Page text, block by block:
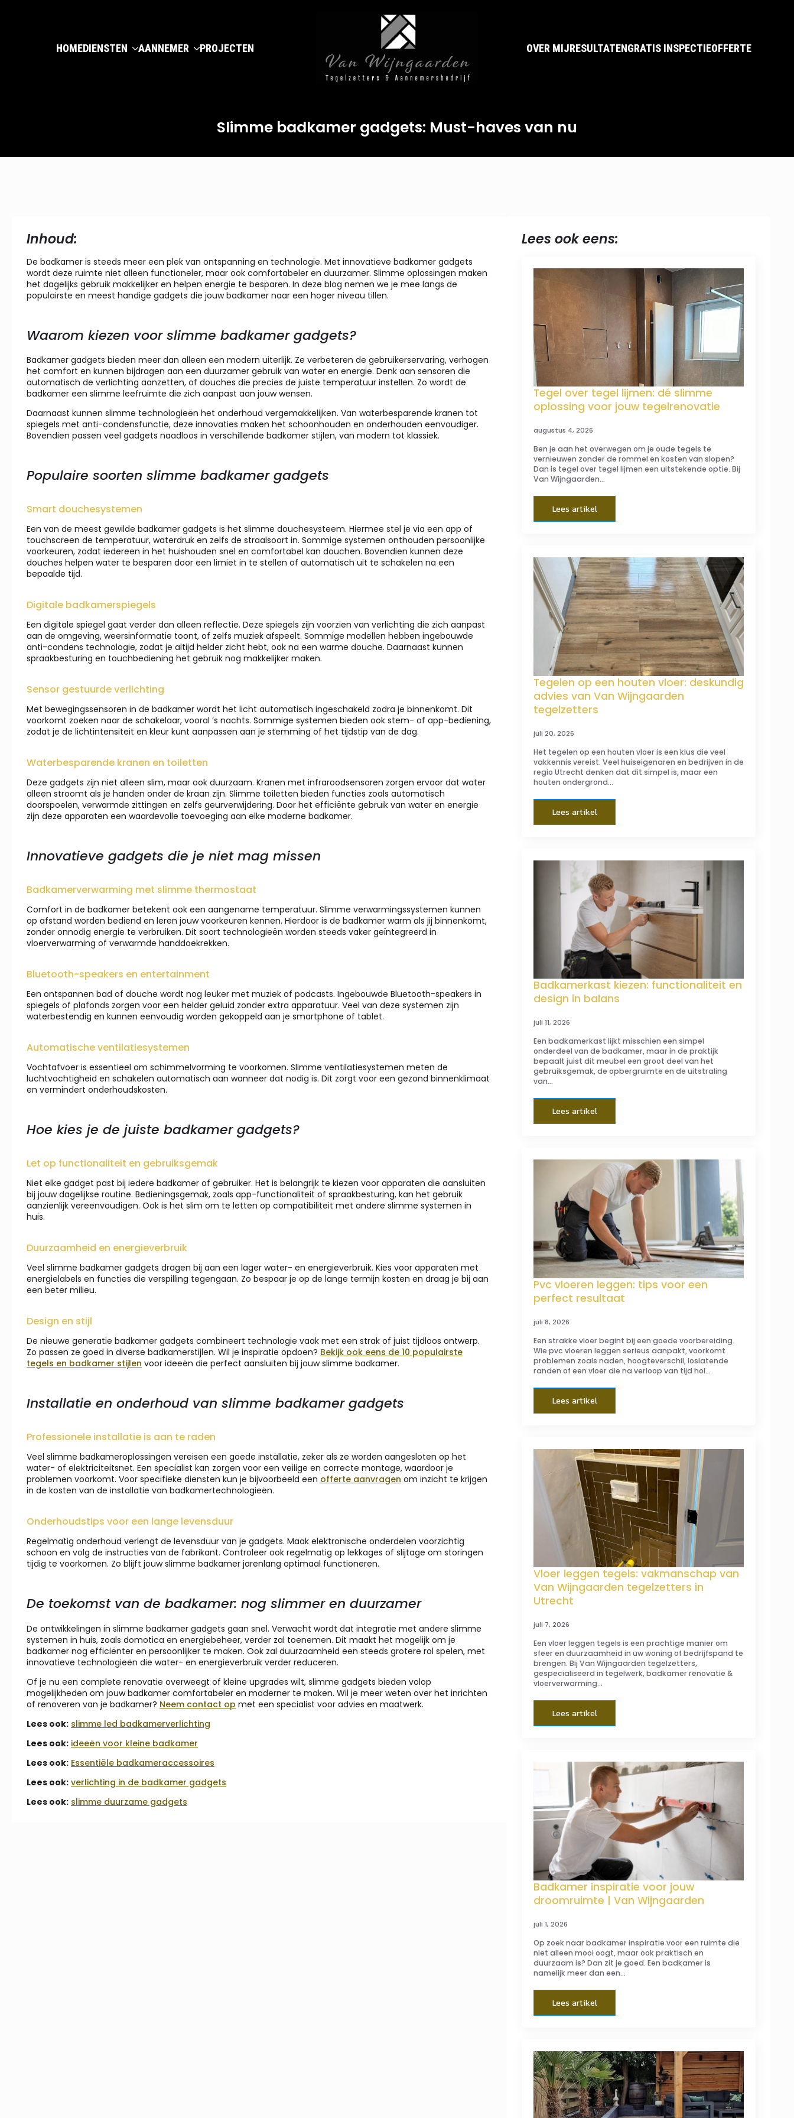
HOMEDIENSTEN AANNEMER PROJECTEN OVER MIJRESULTATENGRATIS INSPECTIEOFFERTE
Slimme badkamer gadgets: Must-haves van nu
Inhoud:
De badkamer is steeds meer een plek van ontspanning en technologie. Met innovatieve badkamer gadgets
wordt deze ruimte niet alleen functioneler, maar ook comfortabeler en duurzamer. Slimme oplossingen maken
het dagelijks gebruik makkelijker en helpen energie te besparen. In deze blog nemen we je mee langs de
populairste en meest handige gadgets die jouw badkamer naar een hoger niveau tillen.
Waarom kiezen voor slimme badkamer gadgets?
Badkamer gadgets bieden meer dan alleen een modern uiterlijk. Ze verbeteren de gebruikerservaring, verhogen
het comfort en kunnen bijdragen aan een duurzamer gebruik van water en energie. Denk aan sensoren die
automatisch de verlichting aanzetten, of douches die precies de juiste temperatuur instellen. Zo wordt de
badkamer een slimme leefruimte die zich aanpast aan jouw wensen.
Daarnaast kunnen slimme technologieën het onderhoud vergemakkelijken. Van waterbesparende kranen tot
spiegels met anti-condensfunctie, deze innovaties maken het schoonhouden en onderhouden eenvoudiger.
Bovendien passen veel gadgets naadloos in verschillende badkamer stijlen, van modern tot klassiek.
Populaire soorten slimme badkamer gadgets
Smart douchesystemen
Een van de meest gewilde badkamer gadgets is het slimme douchesysteem. Hiermee stel je via een app of
touchscreen de temperatuur, waterdruk en zelfs de straalsoort in. Sommige systemen onthouden persoonlijke
voorkeuren, zodat iedereen in het huishouden snel en comfortabel kan douchen. Bovendien kunnen deze
douches helpen water te besparen door een limiet in te stellen of automatisch uit te schakelen na een
bepaalde tijd.
Digitale badkamerspiegels
Een digitale spiegel gaat verder dan alleen reflectie. Deze spiegels zijn voorzien van verlichting die zich aanpast
aan de omgeving, weersinformatie toont, of zelfs muziek afspeelt. Sommige modellen hebben ingebouwde
anti-condens technologie, zodat je altijd helder zicht hebt, ook na een warme douche. Daarnaast kunnen
spraakbesturing en touchbediening het gebruik nog makkelijker maken.
Sensor gestuurde verlichting
Met bewegingssensoren in de badkamer wordt het licht automatisch ingeschakeld zodra je binnenkomt. Dit
voorkomt zoeken naar de schakelaar, vooral ’s nachts. Sommige systemen bieden ook stem- of app-bediening,
zodat je de lichtintensiteit en kleur kunt aanpassen aan je stemming of het tijdstip van de dag.
Waterbesparende kranen en toiletten
Deze gadgets zijn niet alleen slim, maar ook duurzaam. Kranen met infraroodsensoren zorgen ervoor dat water
alleen stroomt als je handen onder de kraan zijn. Slimme toiletten bieden functies zoals automatisch
doorspoelen, verwarmde zittingen en zelfs geurverwijdering. Door het efficiënte gebruik van water en energie
zijn deze apparaten een waardevolle toevoeging aan elke moderne badkamer.
Innovatieve gadgets die je niet mag missen
Badkamerverwarming met slimme thermostaat
Comfort in de badkamer betekent ook een aangename temperatuur. Slimme verwarmingssystemen kunnen
op afstand worden bediend en leren jouw voorkeuren kennen. Hierdoor is de badkamer warm als jij binnenkomt,
zonder onnodig energie te verbruiken. Dit soort technologieën worden steeds vaker geïntegreerd in
vloerverwarming of verwarmde handdoekrekken.
Bluetooth-speakers en entertainment
Een ontspannen bad of douche wordt nog leuker met muziek of podcasts. Ingebouwde Bluetooth-speakers in
spiegels of plafonds zorgen voor een helder geluid zonder extra apparatuur. Veel van deze systemen zijn
waterbestendig en kunnen eenvoudig worden gekoppeld aan je smartphone of tablet.
Automatische ventilatiesystemen
Vochtafvoer is essentieel om schimmelvorming te voorkomen. Slimme ventilatiesystemen meten de
luchtvochtigheid en schakelen automatisch aan wanneer dat nodig is. Dit zorgt voor een gezond binnenklimaat
en vermindert onderhoudskosten.
Hoe kies je de juiste badkamer gadgets?
Let op functionaliteit en gebruiksgemak
Niet elke gadget past bij iedere badkamer of gebruiker. Het is belangrijk te kiezen voor apparaten die aansluiten
bij jouw dagelijkse routine. Bedieningsgemak, zoals app-functionaliteit of spraakbesturing, kan het gebruik
aanzienlijk vereenvoudigen. Ook is het slim om te letten op compatibiliteit met andere slimme systemen in
huis.
Duurzaamheid en energieverbruik
Veel slimme badkamer gadgets dragen bij aan een lager water- en energieverbruik. Kies voor apparaten met
energielabels en functies die verspilling tegengaan. Zo bespaar je op de lange termijn kosten en draag je bij aan
een beter milieu.
Design en stijl
De nieuwe generatie badkamer gadgets combineert technologie vaak met een strak of juist tijdloos ontwerp.
Zo passen ze goed in diverse badkamerstijlen. Wil je inspiratie opdoen? Bekijk ook eens de 10 populairste
tegels en badkamer stijlen voor ideeën die perfect aansluiten bij jouw slimme badkamer.
Installatie en onderhoud van slimme badkamer gadgets
Professionele installatie is aan te raden
Veel slimme badkameroplossingen vereisen een goede installatie, zeker als ze worden aangesloten op het
water- of elektriciteitsnet. Een specialist kan zorgen voor een veilige en correcte montage, waardoor je
problemen voorkomt. Voor specifieke diensten kun je bijvoorbeeld een offerte aanvragen om inzicht te krijgen
in de kosten van de installatie van badkamertechnologieën.
Onderhoudstips voor een lange levensduur
Regelmatig onderhoud verlengt de levensduur van je gadgets. Maak elektronische onderdelen voorzichtig
schoon en volg de instructies van de fabrikant. Controleer ook regelmatig op lekkages of slijtage om storingen
tijdig te voorkomen. Zo blijft jouw slimme badkamer jarenlang optimaal functioneren.
De toekomst van de badkamer: nog slimmer en duurzamer
De ontwikkelingen in slimme badkamer gadgets gaan snel. Verwacht wordt dat integratie met andere slimme
systemen in huis, zoals domotica en energiebeheer, verder zal toenemen. Dit maakt het mogelijk om je
badkamer nog efficiënter en persoonlijker te maken. Ook zal duurzaamheid een steeds grotere rol spelen, met
innovatieve technologieën die water- en energieverbruik verder reduceren.
Of je nu een complete renovatie overweegt of kleine upgrades wilt, slimme gadgets bieden volop
mogelijkheden om jouw badkamer comfortabeler en moderner te maken. Wil je meer weten over het inrichten
of renoveren van je badkamer? Neem contact op met een specialist voor advies en maatwerk.
Lees ook: slimme led badkamerverlichting
Lees ook: ideeën voor kleine badkamer
Lees ook: Essentiële badkameraccessoires
Lees ook: verlichting in de badkamer gadgets
Lees ook: slimme duurzame gadgets
Lees ook eens:
Tegel over tegel lijmen: dé slimme
oplossing voor jouw tegelrenovatie
augustus 4, 2026
Ben je aan het overwegen om je oude tegels te
vernieuwen zonder de rommel en kosten van slopen?
Dan is tegel over tegel lijmen een uitstekende optie. Bij
Van Wijngaarden…
Lees artikel
Tegelen op een houten vloer: deskundig
advies van Van Wijngaarden
tegelzetters
juli 20, 2026
Het tegelen op een houten vloer is een klus die veel
vakkennis vereist. Veel huiseigenaren en bedrijven in de
regio Utrecht denken dat dit simpel is, maar een
houten ondergrond…
Lees artikel
Badkamerkast kiezen: functionaliteit en
design in balans
juli 11, 2026
Een badkamerkast lijkt misschien een simpel
onderdeel van de badkamer, maar in de praktijk
bepaalt juist dit meubel een groot deel van het
gebruiksgemak, de opbergruimte en de uitstraling
van…
Lees artikel
Pvc vloeren leggen: tips voor een
perfect resultaat
juli 8, 2026
Een strakke vloer begint bij een goede voorbereiding.
Wie pvc vloeren leggen serieus aanpakt, voorkomt
problemen zoals naden, hoogteverschil, loslatende
randen of een vloer die na verloop van tijd hol…
Lees artikel
Vloer leggen tegels: vakmanschap van
Van Wijngaarden tegelzetters in
Utrecht
juli 7, 2026
Een vloer leggen tegels is een prachtige manier om
sfeer en duurzaamheid in uw woning of bedrijfspand te
brengen. Bij Van Wijngaarden tegelzetters,
gespecialiseerd in tegelwerk, badkamer renovatie &
vloerverwarming…
Lees artikel
Badkamer inspiratie voor jouw
droomruimte | Van Wijngaarden
juli 1, 2026
Op zoek naar badkamer inspiratie voor een ruimte die
niet alleen mooi oogt, maar ook praktisch en
duurzaam is? Dan zit je goed. Een badkamer is
namelijk meer dan een…
Lees artikel